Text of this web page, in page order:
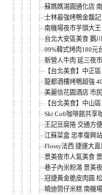
蘇媽媽湯圓通化店
士林最強烤鴨金馥
南機場夜市芋頭大
台北大安區美食 鵝
99%韓式烤肉180元
新營人牛肉 延三夜
【台北美食】中正
龍都酒樓烤鴨超強
美麗信花園酒店 市
【台北美食】中山
Ski Cofi咖啡館共享
王記豆腐捲 交通方
江蘇菜盒 忠孝復興
Flossy法西 捷運大
景美夜市人氣美食
巷子內米粉湯 景美
冠捷黃金脆皮肉圓
曉迪筒仔米糕 南機